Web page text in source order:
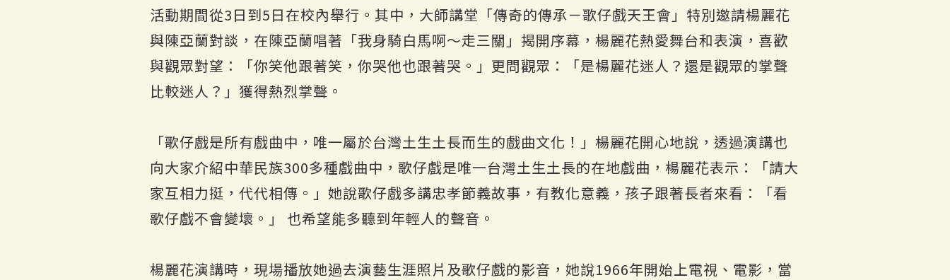
活動期間從3日到5日在校內舉行。其中，大師講堂「傳奇的傳承－歌仔戲天王會」特別邀請楊麗花
與陳亞蘭對談，在陳亞蘭唱著「我身騎白馬啊～走三關」揭開序幕，楊麗花熱愛舞台和表演，喜歡
與觀眾對望：「你笑他跟著笑，你哭他也跟著哭。」更問觀眾：「是楊麗花迷人？還是觀眾的掌聲
比較迷人？」獲得熱烈掌聲。
「歌仔戲是所有戲曲中，唯一屬於台灣土生土長而生的戲曲文化！」楊麗花開心地說，透過演講也
向大家介紹中華民族300多種戲曲中，歌仔戲是唯一台灣土生土長的在地戲曲，楊麗花表示：「請大
家互相力挺，代代相傳。」她說歌仔戲多講忠孝節義故事，有教化意義，孩子跟著長者來看：「看
歌仔戲不會變壞。」 也希望能多聽到年輕人的聲音。
楊麗花演講時，現場播放她過去演藝生涯照片及歌仔戲的影音，她說1966年開始上電視、電影，當